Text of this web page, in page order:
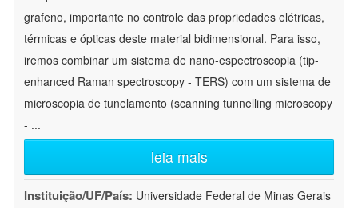
grafeno, importante no controle das propriedades elétricas,
térmicas e ópticas deste material bidimensional. Para isso,
iremos combinar um sistema de nano-espectroscopia (tip-
enhanced Raman spectroscopy - TERS) com um sistema de
microscopia de tunelamento (scanning tunnelling microscopy
- ...
leia mais
Instituição/UF/País: Universidade Federal de Minas Gerais